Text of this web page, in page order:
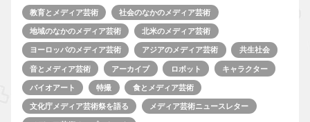
教育とメディア芸術 社会のなかのメディア芸術
地域のなかのメディア芸術 北米のメディア芸術
ヨーロッパのメディア芸術 アジアのメディア芸術 共生社会
音とメディア芸術 アーカイブ ロボット キャラクター
バイオアート 特撮 食とメディア芸術
文化庁メディア芸術祭を語る メディア芸術ニュースレター